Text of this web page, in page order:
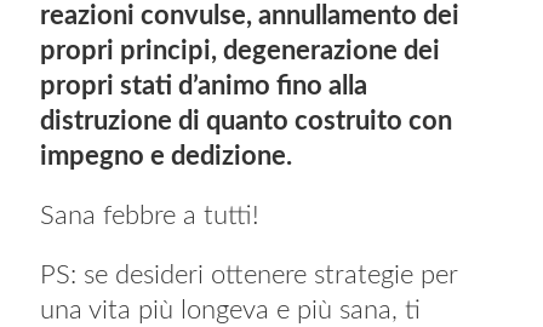
reazioni convulse, annullamento dei
propri principi, degenerazione dei
propri stati d’animo fino alla
distruzione di quanto costruito con
impegno e dedizione.
Sana febbre a tutti!
PS: se desideri ottenere strategie per
una vita più longeva e più sana, ti